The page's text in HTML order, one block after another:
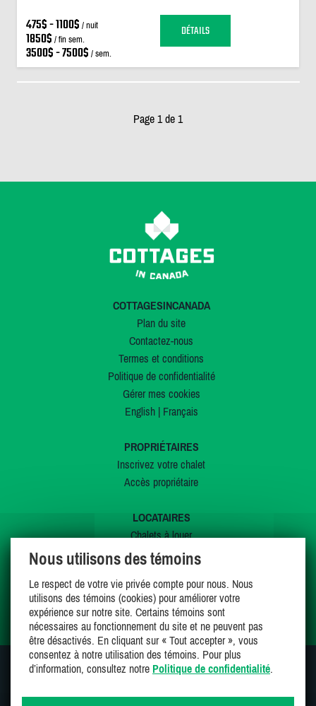
475$ - 1100$ / nuit
1850$ / fin sem.
3500$ - 7500$ / sem.
DÉTAILS
Page 1 de 1
COTTAGESINCANADA
Plan du site
Contactez-nous
Termes et conditions
Politique de confidentialité
Gérer mes cookies
English| Français
PROPRIÉTAIRES
Inscrivez votre chalet
Accès propriétaire
LOCATAIRES
Chalets à louer
Chalets à vendre
Offres spéciales
Mes favoris
SUIVEZ-NOUS SUR
Nous utilisons des témoins
Le respect de votre vie privée compte pour nous. Nous
utilisons des témoins (cookies) pour améliorer votre
expérience sur notre site. Certains témoins sont
nécessaires au fonctionnement du site et ne peuvent pas
être désactivés. En cliquant sur « Tout accepter », vous
consentez à notre utilisation des témoins. Pour plus
d’information, consultez notre Politique de confidentialité.